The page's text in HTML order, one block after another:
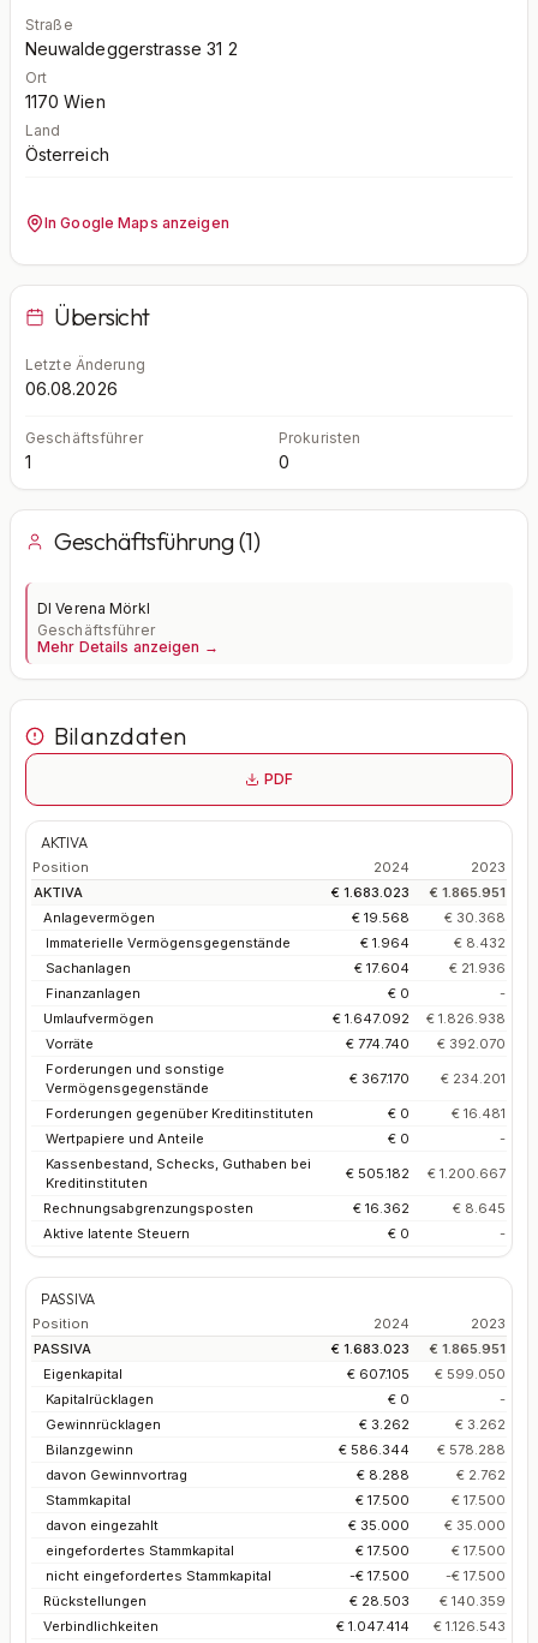
Straße
Neuwaldeggerstrasse 31 2
Ort
1170 Wien
Land
Österreich
In Google Maps anzeigen
Übersicht
Letzte Änderung
06.08.2026
Geschäftsführer
1
Prokuristen
0
Geschäftsführung (1)
DI Verena Mörkl
Geschäftsführer
Mehr Details anzeigen →
Bilanzdaten
PDF
AKTIVA
Position 2024
2023
AKTIVA
€ 1.683.023
€ 1.865.951
Anlagevermögen
€ 19.568
€ 30.368
Immaterielle Vermögensgegenstände
€ 1.964
€ 8.432
Sachanlagen
€ 17.604
€ 21.936
Finanzanlagen
€ 0
-
Umlaufvermögen
€ 1.647.092
€ 1.826.938
Vorräte
€ 774.740
€ 392.070
Forderungen und sonstige
Vermögensgegenstände
€ 367.170 € 234.201
Forderungen gegenüber Kreditinstituten € 0
€ 16.481
Wertpapiere und Anteile
€ 0
-
Kassenbestand, Schecks, Guthaben bei
Kreditinstituten
€ 505.182 € 1.200.667
Rechnungsabgrenzungsposten € 16.362
€ 8.645
Aktive latente Steuern
€ 0 -
PASSIVA
Position 2024
2023
PASSIVA
€ 1.683.023
€ 1.865.951
Eigenkapital
€ 607.105
€ 599.050
Kapitalrücklagen
€ 0
-
Gewinnrücklagen
€ 3.262
€ 3.262
Bilanzgewinn
€ 586.344
€ 578.288
davon Gewinnvortrag
€ 8.288
€ 2.762
Stammkapital
€ 17.500
€ 17.500
davon eingezahlt
€ 35.000
€ 35.000
eingefordertes Stammkapital
€ 17.500
€ 17.500
nicht eingefordertes Stammkapital
-€ 17.500
-€ 17.500
Rückstellungen
€ 28.503
€ 140.359
Verbindlichkeiten
€ 1.047.414 € 1.126.543